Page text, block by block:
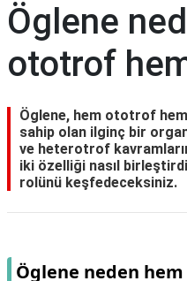
Öglene
ototrof
Öglene, hem ototrof
sahip olan ilginç bir
ve heterotrof
iki özelliği nasıl
rolünü keşfedeceksiniz.
Öglene neden